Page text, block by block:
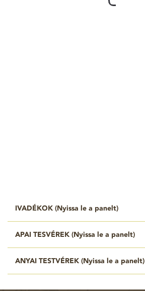
IVADÉKOK ( Nyissa le a panelt)
APAI TESVÉREK ( Nyissa le a panelt)
ANYAI TESTVÉREK ( Nyissa le a panelt)